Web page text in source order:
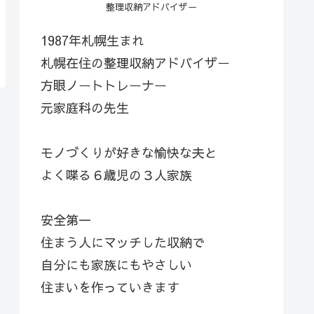
整理収納アドバイザー
1987年札幌生まれ
札幌在住の整理収納アドバイザー
方眼ノートトレーナー
元家庭科の先生
モノづくりが好きな愉快な夫と
よく喋る６歳児の３人家族
安全第一
住まう人にマッチした収納で
自分にも家族にもやさしい
住まいを作っていきます